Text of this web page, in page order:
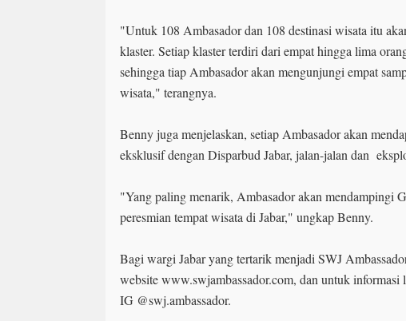
"Untuk 108 Ambasador dan 108 destinasi wisata itu
klaster. Setiap klaster terdiri dari empat hingga lima
sehingga tiap Ambasador akan mengunjungi empat
wisata," terangnya.
Benny juga menjelaskan, setiap Ambasador akan
eksklusif dengan Disparbud Jabar, jalan-jalan dan
"Yang paling menarik, Ambasador akan mendampingi
peresmian tempat wisata di Jabar," ungkap Benny.
Bagi wargi Jabar yang tertarik menjadi SWJ
website www.swjambassador.com, dan untuk
IG @swj.ambassador.